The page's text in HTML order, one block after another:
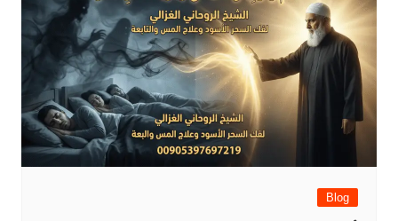
Blog